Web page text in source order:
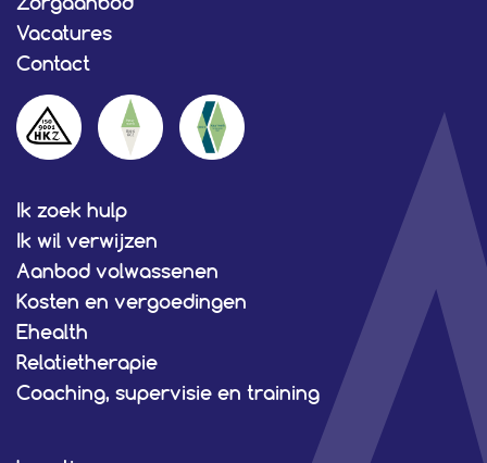
Vacatures
Contact
Ik zoek hulp
Ik wil verwijzen
Aanbod volwassenen
Kosten en vergoedingen
Ehealth
Relatietherapie
Coaching, supervisie en training